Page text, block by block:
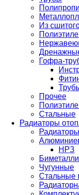
Из
Гофра-
Прочее
Стальные
Радиаторы
НРЗ
Чугунные
Стальные